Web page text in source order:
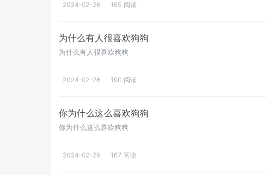
2024-02-26 165 阅读
为什么有人很喜欢狗狗
为什么有人很喜欢狗狗
2024-02-26 190 阅读
你为什么这么喜欢狗狗
你为什么这么喜欢狗狗
2024-02-29 167 阅读